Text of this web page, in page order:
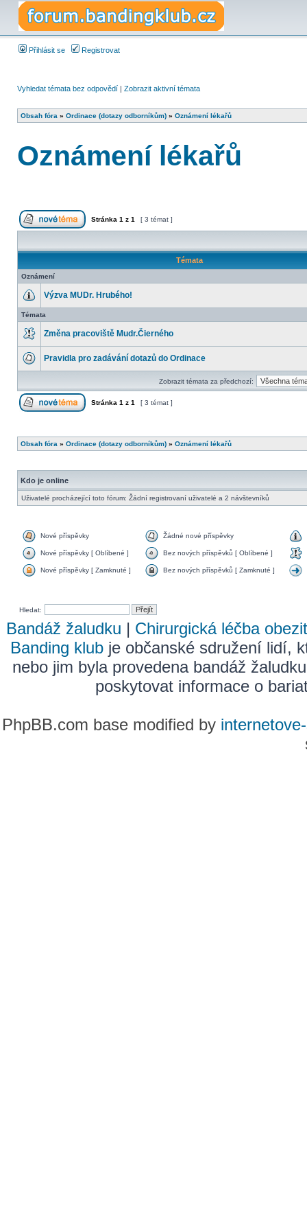
Přihlásit se Registrovat
Vyhledat témata bez odpovědí | Zobrazit aktivní témata
Obsah fóra » Ordinace (dotazy odborníkům) » Oznámení lékařů
Oznámení lékařů
Stránka 1 z 1 [ 3 témat ]
Témata
Oznámení
Výzva MUDr. Hrubého!
Témata
Změna pracoviště Mudr.Čierného
Pravidla pro zadávání dotazů do Ordinace
Zobrazit témata za předchozí:
Stránka 1 z 1 [ 3 témat ]
Obsah fóra » Ordinace (dotazy odborníkům) » Oznámení lékařů
Kdo je online
Uživatelé procházející toto fórum: Žádní registrovaní uživatelé a 2 návštevníků
Nové příspěvky Žádné nové příspěvky
Nové příspěvky [ Oblíbené ] Bez nových příspěvků [ Oblíbené ]
Nové příspěvky [ Zamknuté ] Bez nových příspěvků [ Zamknuté ]
Hledat:
Bandáž žaludku | Chirurgická léčba
Banding klub je občanské sdružení lidí,
nebo jim byla provedena bandáž
poskytovat informace o
PhpBB.com base modified by